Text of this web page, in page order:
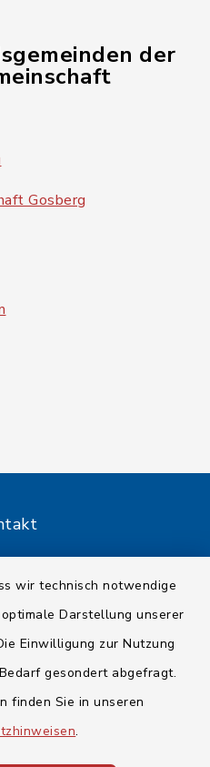
wir technisch notwendige
Darstellung unserer
Einwilligung zur Nutzung
gesondert abgefragt.
finden Sie in unseren
.
der
Gosberg